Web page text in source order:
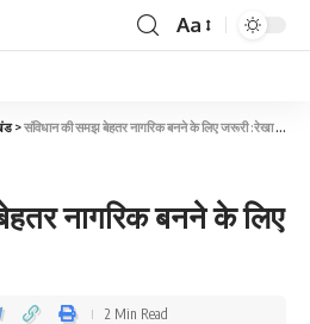
Aa
>संविधान की समझ बेहतर नागरिक बनने के लिए जरूरी :रेखा आर्या
नागरिक बनने के लिए
2 Min Read